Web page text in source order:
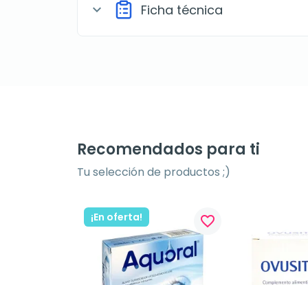
expand_more Ficha técnica
Recomendados para ti
Tu selección de productos ;)
¡En oferta! favorite_border